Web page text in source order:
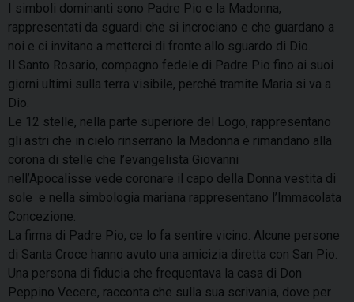
I simboli dominanti sono Padre Pio e la Madonna,
rappresentati da sguardi che si incrociano e che guardano a
noi e ci invitano a metterci di fronte allo sguardo di Dio.
Il Santo Rosario, compagno fedele di Padre Pio fino ai suoi
giorni ultimi sulla terra visibile, perché tramite Maria si va a
Dio.
Le 12 stelle, nella parte superiore del Logo, rappresentano
gli astri che in cielo rinserrano la Madonna e rimandano alla
corona di stelle che l’evangelista Giovanni
nell’Apocalisse vede coronare il capo della Donna vestita di
sole e nella simbologia mariana rappresentano l’Immacolata
Concezione.
La firma di Padre Pio, ce lo fa sentire vicino. Alcune persone
di Santa Croce hanno avuto una amicizia diretta con San Pio.
Una persona di fiducia che frequentava la casa di Don
Peppino Vecere, racconta che sulla sua scrivania, dove per